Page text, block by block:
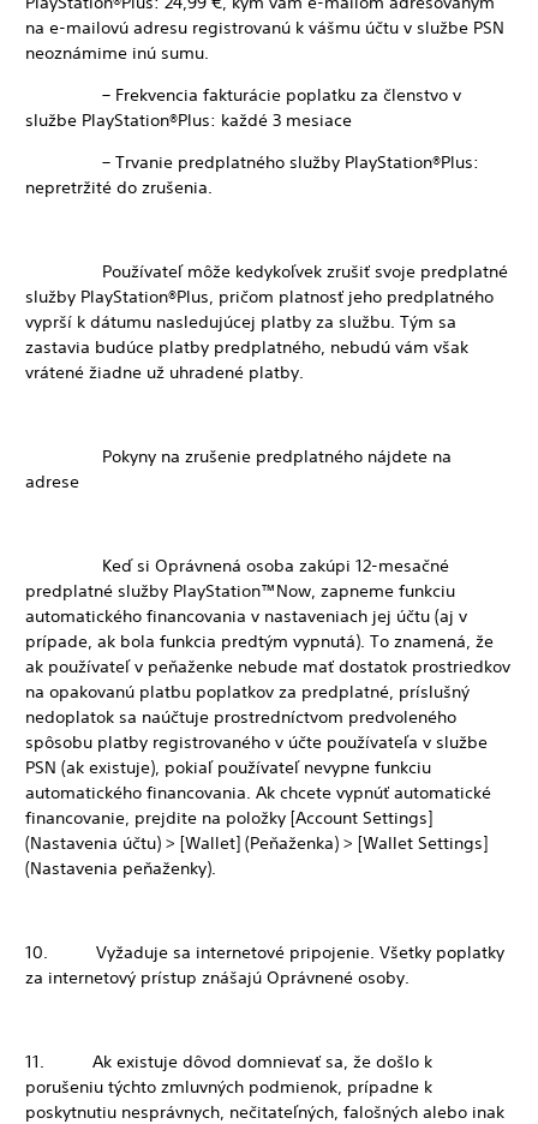
na e-mailovú adresu registrovanú k vášmu účtu v službe PSN
neoznámime inú sumu.
– Frekvencia fakturácie poplatku za členstvo v
službe PlayStation®Plus: každé 3 mesiace
– Trvanie predplatného služby PlayStation®Plus:
nepretržité do zrušenia.
Používateľ môže kedykoľvek zrušiť svoje predplatné
služby PlayStation®Plus, pričom platnosť jeho predplatného
vyprší k dátumu nasledujúcej platby za službu. Tým sa
zastavia budúce platby predplatného, nebudú vám však
vrátené žiadne už uhradené platby.
Pokyny na zrušenie predplatného nájdete na
adrese
Keď si Oprávnená osoba zakúpi 12-mesačné
predplatné služby PlayStation™Now, zapneme funkciu
automatického financovania v nastaveniach jej účtu (aj v
prípade, ak bola funkcia predtým vypnutá). To znamená, že
ak používateľ v peňaženke nebude mať dostatok prostriedkov
na opakovanú platbu poplatkov za predplatné, príslušný
nedoplatok sa naúčtuje prostredníctvom predvoleného
spôsobu platby registrovaného v účte používateľa v službe
PSN (ak existuje), pokiaľ používateľ nevypne funkciu
automatického financovania. Ak chcete vypnúť automatické
financovanie, prejdite na položky [Account Settings]
(Nastavenia účtu) > [Wallet] (Peňaženka) > [Wallet Settings]
(Nastavenia peňaženky).
10. Vyžaduje sa internetové pripojenie. Všetky poplatky
za internetový prístup znášajú Oprávnené osoby.
11. Ak existuje dôvod domnievať sa, že došlo k
porušeniu týchto zmluvných podmienok, prípadne k
poskytnutiu nesprávnych, nečitateľných, falošných alebo inak